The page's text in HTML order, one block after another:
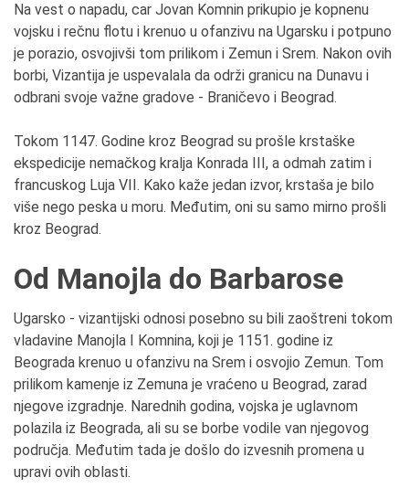
Na vest o napadu, car Jovan Komnin prikupio je kopnenu
vojsku i rečnu flotu i krenuo u ofanzivu na Ugarsku i potpuno
je porazio, osvojivši tom prilikom i Zemun i Srem. Nakon ovih
borbi, Vizantija je uspevalala da održi granicu na Dunavu i
odbrani svoje važne gradove - Braničevo i Beograd.
Tokom 1147. Godine kroz Beograd su prošle krstaške
ekspedicije nemačkog kralja Konrada III, a odmah zatim i
francuskog Luja VII. Kako kaže jedan izvor, krstaša je bilo
više nego peska u moru. Međutim, oni su samo mirno prošli
kroz Beograd.
Od Manojla do Barbarose
Ugarsko - vizantijski odnosi posebno su bili zaoštreni tokom
vladavine Manojla I Komnina, koji je 1151. godine iz
Beograda krenuo u ofanzivu na Srem i osvojio Zemun. Tom
prilikom kamenje iz Zemuna je vraćeno u Beograd, zarad
njegove izgradnje. Narednih godina, vojska je uglavnom
polazila iz Beograda, ali su se borbe vodile van njegovog
područja. Međutim tada je došlo do izvesnih promena u
upravi ovih oblasti.